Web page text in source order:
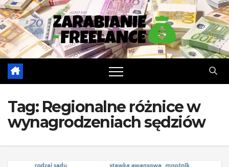
Skip
to
content
Tag: Regionalne różnice w
wynagrodzeniach sędziów